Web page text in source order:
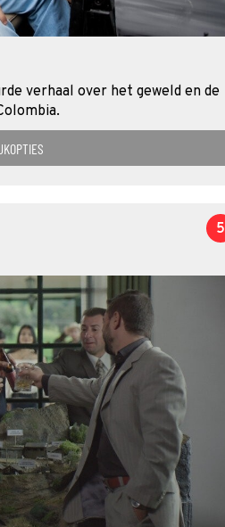
verhaal over het geweld en de
5